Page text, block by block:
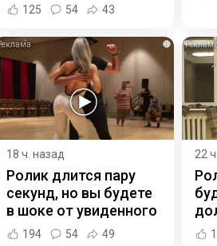
125 54 43
i
18 ч. назад
Ролик длится пару
секунд, но вы будете
в шоке от увиденного
194 54 49
22